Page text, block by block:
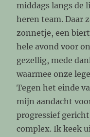
middags langs de
heren team. Daar
zonnetje, een
hele avond voor
gezellig, mede
waarmee onze
Tegen het einde
mijn aandacht
progressief
complex. Ik keek